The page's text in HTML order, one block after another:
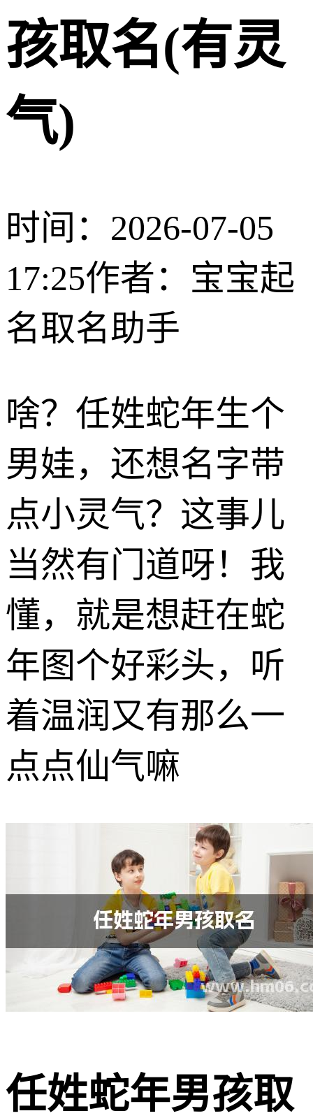
孩取名(有灵
气)
时间：2026-07-05
17:25作者：宝宝起
名取名助手
啥？任姓蛇年生个
男娃，还想名字带
点小灵气？这事儿
当然有门道呀！我
懂，就是想赶在蛇
年图个好彩头，听
着温润又有那么一
点点仙气嘛
任姓蛇年男孩取